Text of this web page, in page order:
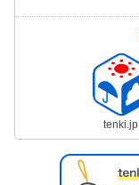
tenki.jp